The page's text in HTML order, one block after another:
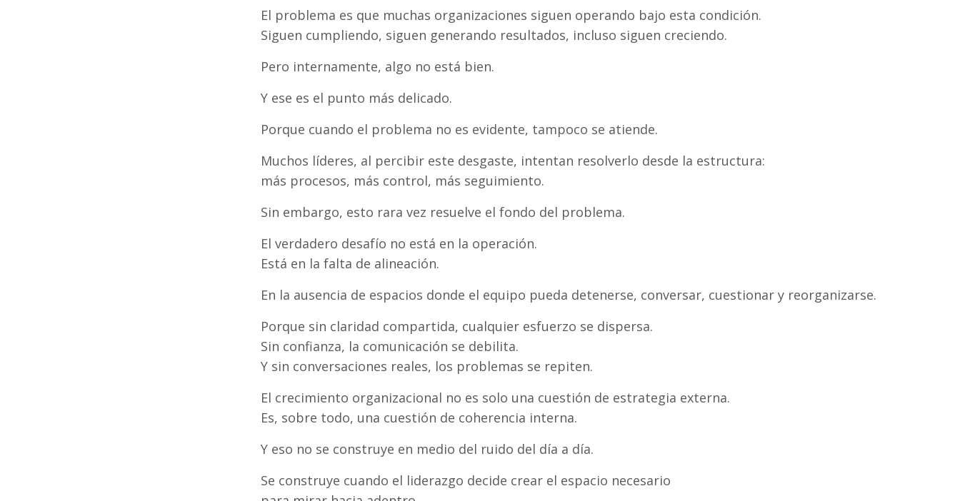
El problema es que muchas organizaciones siguen operando bajo esta condición.
Siguen cumpliendo, siguen generando resultados, incluso siguen creciendo.
Pero internamente, algo no está bien.
Y ese es el punto más delicado.
Porque cuando el problema no es evidente, tampoco se atiende.
Muchos líderes, al percibir este desgaste, intentan resolverlo desde la estructura:
más procesos, más control, más seguimiento.
Sin embargo, esto rara vez resuelve el fondo del problema.
El verdadero desafío no está en la operación.
Está en la falta de alineación.
En la ausencia de espacios donde el equipo pueda detenerse, conversar, cuestionar y reorganizarse.
Porque sin claridad compartida, cualquier esfuerzo se dispersa.
Sin confianza, la comunicación se debilita.
Y sin conversaciones reales, los problemas se repiten.
El crecimiento organizacional no es solo una cuestión de estrategia externa.
Es, sobre todo, una cuestión de coherencia interna.
Y eso no se construye en medio del ruido del día a día.
Se construye cuando el liderazgo decide crear el espacio necesario